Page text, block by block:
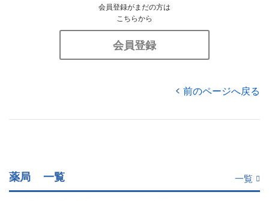
会員登録がまだの方は
こちらから
会員登録
前のページへ戻る
薬局 一覧 一覧